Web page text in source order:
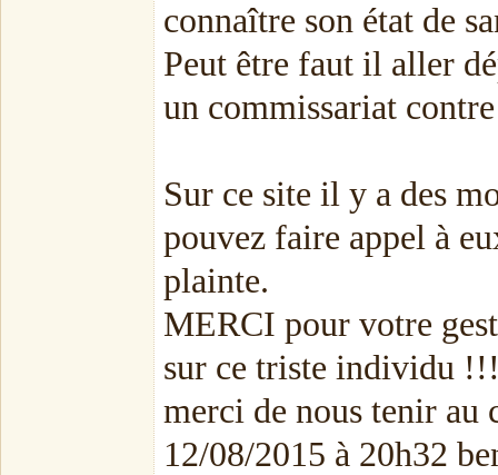
connaître son état de
Peut être faut il aller
un commissariat
Sur ce site il y a des
pouvez faire appel à
plainte.
MERCI pour votre
sur ce triste individu
merci de nous tenir au
12/08/2015 à 20h32